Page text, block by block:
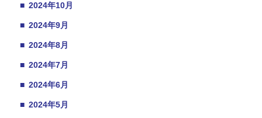
■ 2024年10月
■ 2024年9月
■ 2024年8月
■ 2024年7月
■ 2024年6月
■ 2024年5月